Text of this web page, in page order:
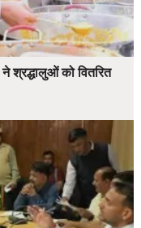
श्रद्धालुओं को वितरित